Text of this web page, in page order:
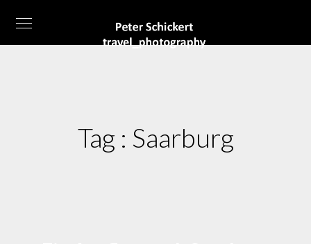
Tag : Saarburg